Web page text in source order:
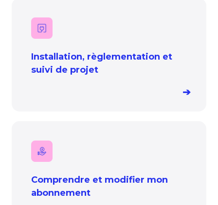
Installation, règlementation et
suivi de projet
➔
Comprendre et modifier mon
abonnement